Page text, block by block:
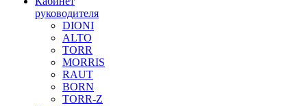
руководителя
DIONI
ALTO
TORR
MORRIS
RAUT
BORN
TORR-Z